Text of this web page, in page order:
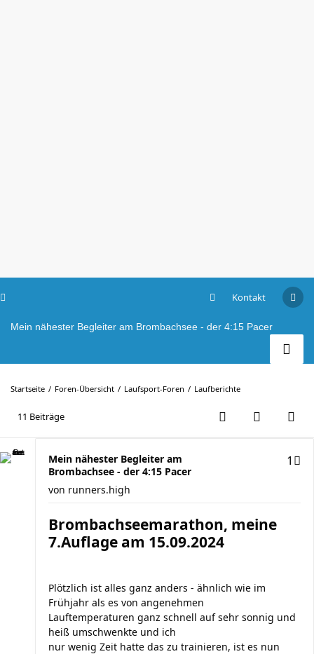
Kontakt
Mein nähester Begleiter am Brombachsee - der 4:15 Pacer
Startseite Foren-Übersicht Laufsport-Foren Laufberichte
11 Beiträge
Mein nähester Begleiter am
Brombachsee - der 4:15 Pacer
1
von runners.high
Brombachseemarathon, meine
7.Auflage am 15.09.2024
Plötzlich ist alles ganz anders - ähnlich wie im
Frühjahr als es von angenehmen
Lauftemperaturen ganz schnell auf sehr sonnig und
heiß umschwenkte und ich
nur wenig Zeit hatte das zu trainieren, ist es nun